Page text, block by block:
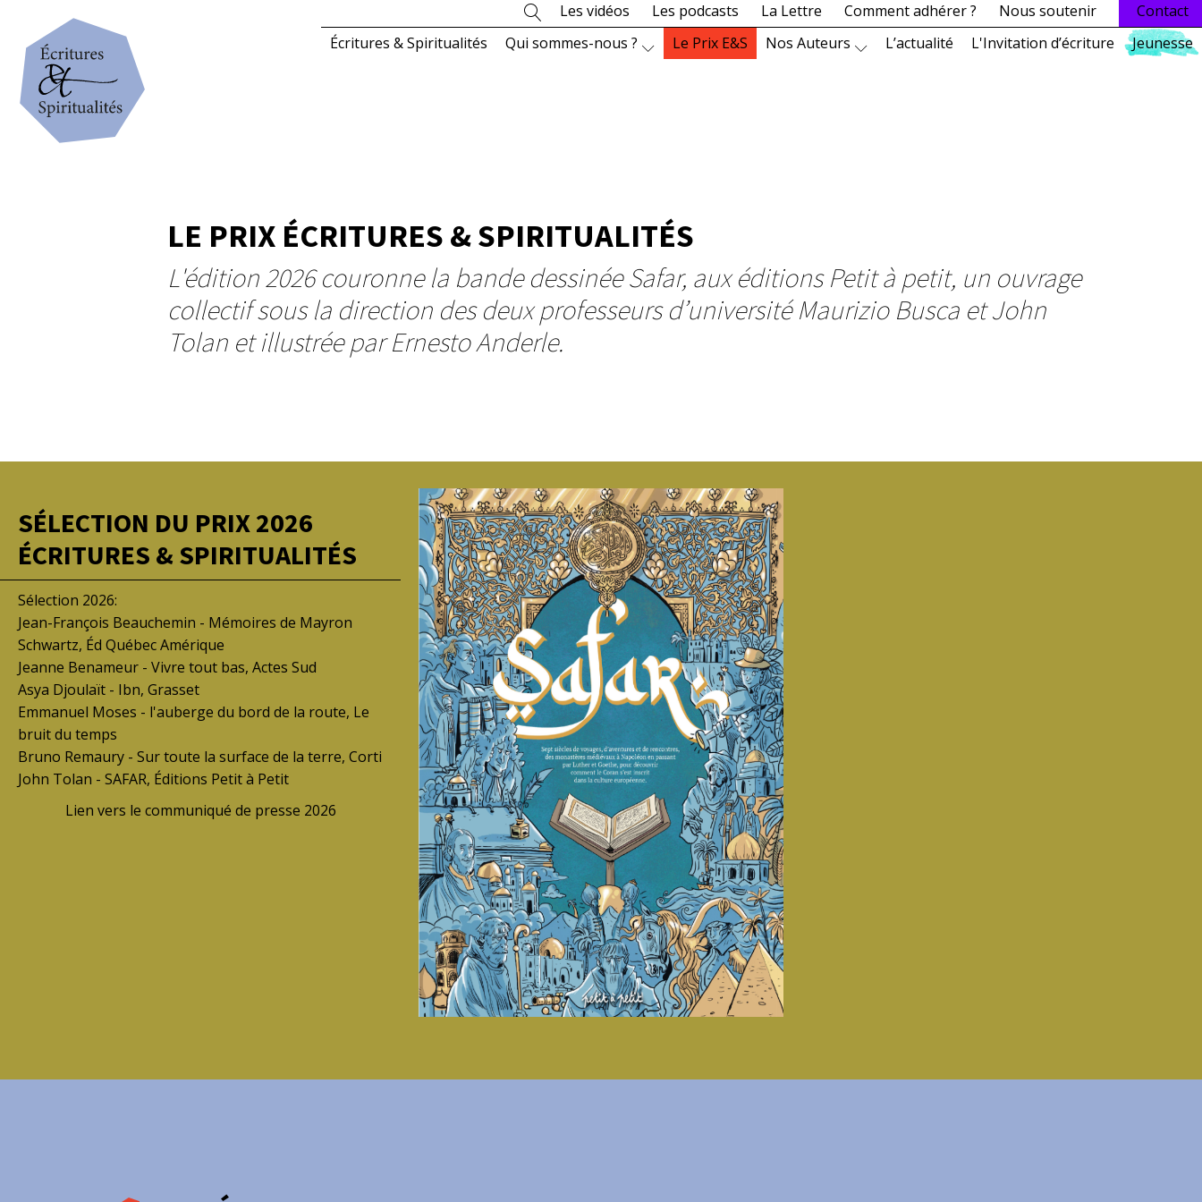
Les vidéos Les podcasts La Lettre Comment adhérer ? Nous soutenir
Contact
Écritures & Spiritualités
Qui sommes-nous ? Le Prix E&S Nos Auteurs L’actualité L'Invitation d’écriture Jeunesse
LE PRIX ÉCRITURES & SPIRITUALITÉS
L'édition 2026 couronne la bande dessinée Safar, aux éditions Petit à petit, un ouvrage
collectif sous la direction des deux professeurs d’université Maurizio Busca et John
Tolan et illustrée par Ernesto Anderle.
SÉLECTION DU PRIX 2026
ÉCRITURES & SPIRITUALITÉS
Sélection 2026:
Jean-François Beauchemin - Mémoires de Mayron
Schwartz, Éd Québec Amérique
Jeanne Benameur - Vivre tout bas, Actes Sud
Asya Djoulaït - Ibn, Grasset
Emmanuel Moses - l'auberge du bord de la route, Le
bruit du temps
Bruno Remaury - Sur toute la surface de la terre, Corti
John Tolan - SAFAR, Éditions Petit à Petit
Lien vers le communiqué de presse 2026